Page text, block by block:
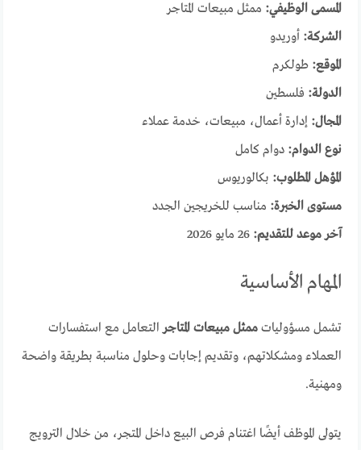
المسمى الوظيفي: ممثل مبيعات المتاجر
الشركة: أوريدو
الموقع: طولكرم
الدولة: فلسطين
المجال: إدارة أعمال، مبيعات، خدمة عملاء
نوع الدوام: دوام كامل
المؤهل المطلوب: بكالوريوس
مستوى الخبرة: مناسب للخريجين الجدد
آخر موعد للتقديم: 26 مايو 2026
المهام الأساسية
تشمل مسؤولياتممثل مبيعات المتاجرالتعامل مع استفسارات
العملاء ومشكلاتهم، وتقديم إجابات وحلول مناسبة بطريقة واضحة
ومهنية.
يتولى الموظف أيضًا اغتنام فرص البيع داخل المتجر، من خلال الترويج